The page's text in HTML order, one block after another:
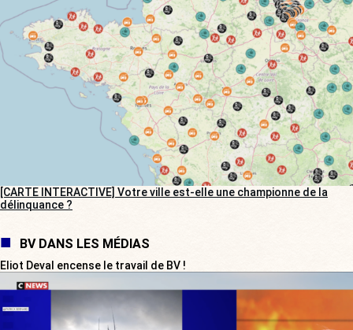
[CARTE INTERACTIVE] Votre ville est-elle une championne de la
délinquance ?
BV DANS LES MÉDIAS
Eliot Deval encense le travail de BV !